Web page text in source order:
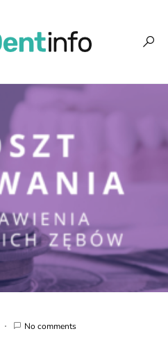
No comments